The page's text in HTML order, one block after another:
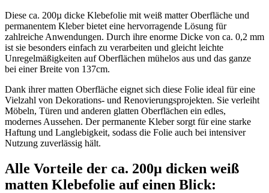
Diese ca. 200µ dicke Klebefolie mit weiß matter Oberfläche und
permanentem Kleber bietet eine hervorragende Lösung für
zahlreiche Anwendungen. Durch ihre enorme Dicke von ca. 0,2 mm
ist sie besonders einfach zu verarbeiten und gleicht leichte
Unregelmäßigkeiten auf Oberflächen mühelos aus und das ganze
bei einer Breite von 137cm.
Dank ihrer matten Oberfläche eignet sich diese Folie ideal für eine
Vielzahl von Dekorations- und Renovierungsprojekten. Sie verleiht
Möbeln, Türen und anderen glatten Oberflächen ein edles,
modernes Aussehen. Der permanente Kleber sorgt für eine starke
Haftung und Langlebigkeit, sodass die Folie auch bei intensiver
Nutzung zuverlässig hält.
Alle Vorteile der ca. 200µ dicken weiß
matten Klebefolie auf einen Blick: